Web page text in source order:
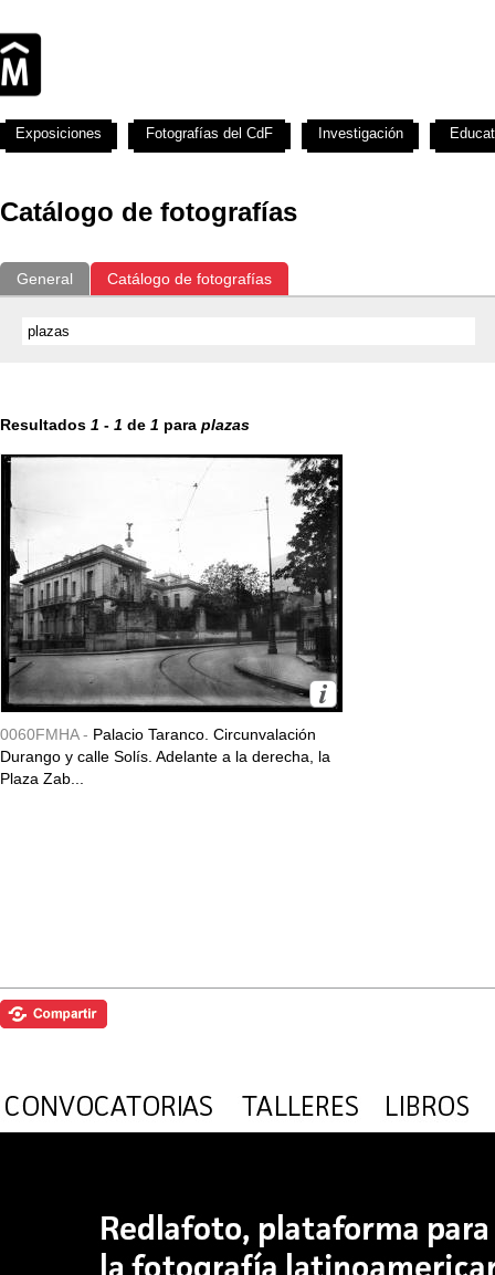
Catálogo de fotografías
General Catálogo de fotografías
Resultados 1 - 1 de 1 para plazas
0060FMHA - Palacio Taranco. Circunvalación
Durango y calle Solís. Adelante a la derecha, la
Plaza Zab...
Exposiciones Fotografías del CdF Investigación